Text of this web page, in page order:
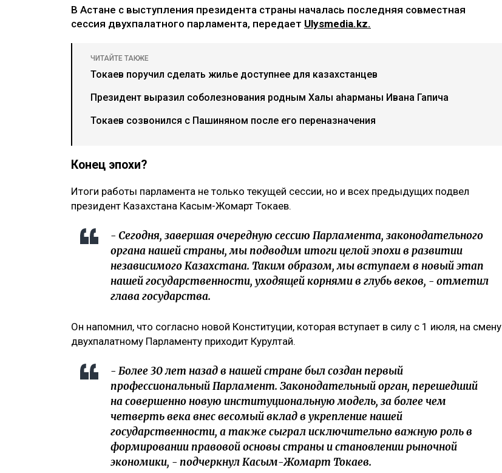
В Астане с выступления президента страны началась последняя совместная
сессия двухпалатного парламента, передает Ulysmedia.kz.
ЧИТАЙТЕ ТАКЖЕ
Токаев поручил сделать жилье доступнее для казахстанцев
Президент выразил соболезнования родным Халық қаһарманы Ивана Гапича
Токаев созвонился с Пашиняном после его переназначения
Конец эпохи?
Итоги работы парламента не только текущей сессии, но и всех предыдущих подвел
президент Казахстана Касым-Жомарт Токаев.
- Сегодня, завершая очередную сессию Парламента, законодательного
органа нашей страны, мы подводим итоги целой эпохи в развитии
независимого Казахстана. Таким образом, мы вступаем в новый этап
нашей государственности, уходящей корнями в глубь веков, - отметил
глава государства.
Он напомнил, что согласно новой Конституции, которая вступает в силу с 1 июля, на смену
двухпалатному Парламенту приходит Курултай.
- Более 30 лет назад в нашей стране был создан первый
профессиональный Парламент. Законодательный орган, перешедший
на совершенно новую институциональную модель, за более чем
четверть века внес весомый вклад в укрепление нашей
государственности, а также сыграл исключительно важную роль в
формировании правовой основы страны и становлении рыночной
экономики, - подчеркнул Касым-Жомарт Токаев.